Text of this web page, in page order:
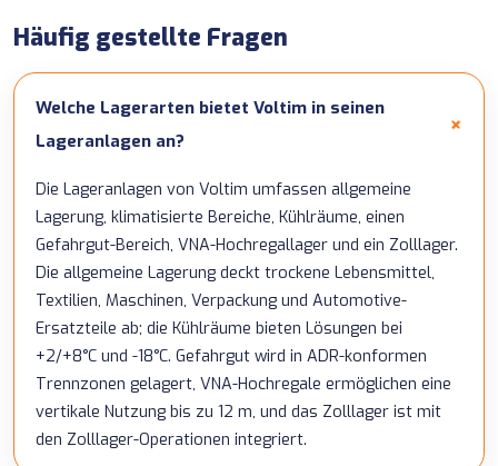
Häufig gestellte Fragen
Welche Lagerarten bietet Voltim in seinen
Lageranlagen an?
Die Lageranlagen von Voltim umfassen allgemeine
Lagerung, klimatisierte Bereiche, Kühlräume, einen
Gefahrgut-Bereich, VNA-Hochregallager und ein Zolllager.
Die allgemeine Lagerung deckt trockene Lebensmittel,
Textilien, Maschinen, Verpackung und Automotive-
Ersatzteile ab; die Kühlräume bieten Lösungen bei
+2/+8°C und -18°C. Gefahrgut wird in ADR-konformen
Trennzonen gelagert, VNA-Hochregale ermöglichen eine
vertikale Nutzung bis zu 12 m, und das Zolllager ist mit
den Zolllager-Operationen integriert.